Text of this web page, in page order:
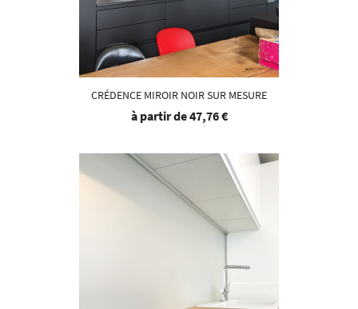
CRÉDENCE MIROIR NOIR SUR MESURE
à partir de47,76 €